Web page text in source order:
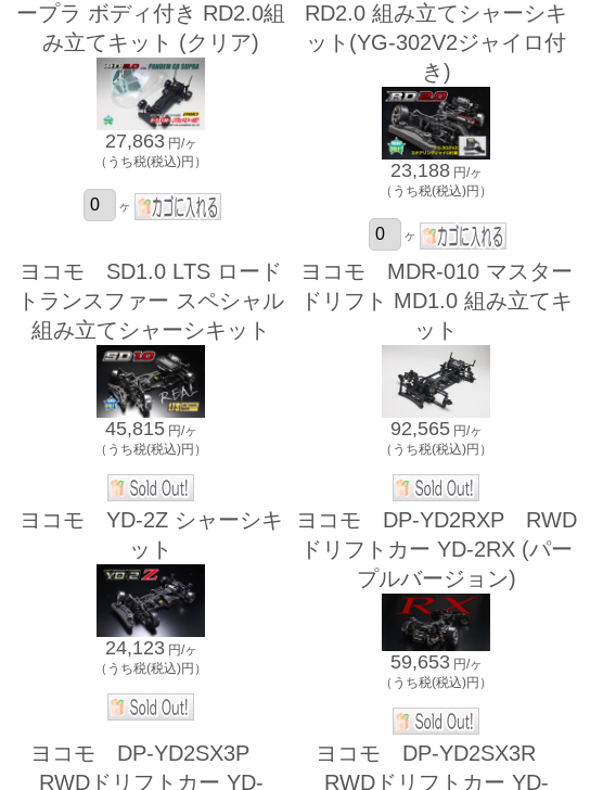
ープラ ボディ付き RD2.0組
み立てキット (クリア)
27,863 円/ヶ
（うち税(税込)円）
ヶ
RD2.0 組み立てシャーシキ
ット(YG-302V2ジャイロ付
き)
23,188 円/ヶ
（うち税(税込)円）
ヶ
ヨコモ SD1.0 LTS ロード
トランスファー スペシャル
組み立てシャーシキット
45,815 円/ヶ
（うち税(税込)円）
ヨコモ MDR-010 マスター
ドリフト MD1.0 組み立てキ
ット
92,565 円/ヶ
（うち税(税込)円）
ヨコモ YD-2Z シャーシキ
ット
24,123 円/ヶ
（うち税(税込)円）
ヨコモ DP-YD2RXP RWD
ドリフトカー YD-2RX (パー
プルバージョン)
59,653 円/ヶ
（うち税(税込)円）
ヨコモ DP-YD2SX3P
RWDドリフトカー YD-
ヨコモ DP-YD2SX3R
RWDドリフトカー YD-